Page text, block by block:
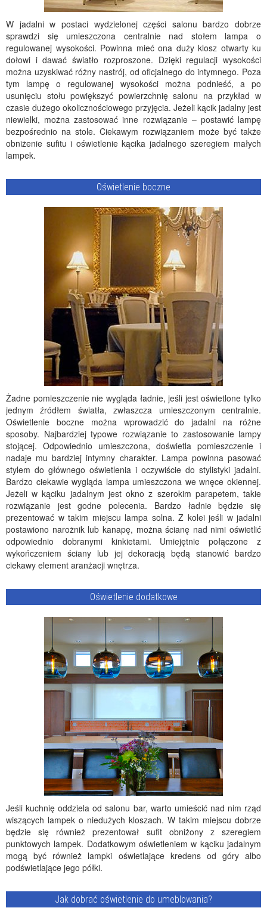
W jadalni w postaci wydzielonej części salonu bardzo dobrze
sprawdzi się umieszczona centralnie nad stołem lampa o
regulowanej wysokości. Powinna mieć ona duży klosz otwarty ku
dołowi i dawać światło rozproszone. Dzięki regulacji wysokości
można uzyskiwać różny nastrój, od oficjalnego do intymnego. Poza
tym lampę o regulowanej wysokości można podnieść, a po
usunięciu stołu powiększyć powierzchnię salonu na przykład w
czasie dużego okolicznościowego przyjęcia. Jeżeli kącik jadalny jest
niewielki, można zastosować inne rozwiązanie – postawić lampę
bezpośrednio na stole. Ciekawym rozwiązaniem może być także
obniżenie sufitu i oświetlenie kącika jadalnego szeregiem małych
lampek.
Oświetlenie boczne
Żadne pomieszczenie nie wygląda ładnie, jeśli jest oświetlone tylko
jednym źródłem światła, zwłaszcza umieszczonym centralnie.
Oświetlenie boczne można wprowadzić do jadalni na różne
sposoby. Najbardziej typowe rozwiązanie to zastosowanie lampy
stojącej. Odpowiednio umieszczona, doświetla pomieszczenie i
nadaje mu bardziej intymny charakter. Lampa powinna pasować
stylem do głównego oświetlenia i oczywiście do stylistyki jadalni.
Bardzo ciekawie wygląda lampa umieszczona we wnęce okiennej.
Jeżeli w kąciku jadalnym jest okno z szerokim parapetem, takie
rozwiązanie jest godne polecenia. Bardzo ładnie będzie się
prezentować w takim miejscu lampa solna. Z kolei jeśli w jadalni
postawiono narożnik lub kanapę, można ścianę nad nimi oświetlić
odpowiednio dobranymi kinkietami. Umiejętnie połączone z
wykończeniem ściany lub jej dekoracją będą stanowić bardzo
ciekawy element aranżacji wnętrza.
Oświetlenie dodatkowe
Jeśli kuchnię oddziela od salonu bar, warto umieścić nad nim rząd
wiszących lampek o niedużych kloszach. W takim miejscu dobrze
będzie się również prezentował sufit obniżony z szeregiem
punktowych lampek. Dodatkowym oświetleniem w kąciku jadalnym
mogą być również lampki oświetlające kredens od góry albo
podświetlające jego półki.
Jak dobrać oświetlenie do umeblowania?